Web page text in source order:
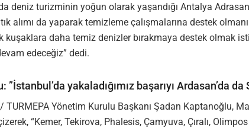
deniz turizminin yoğun olarak yaşandığı Antalya
alımı da yaparak temizleme çalışmalarına destek
kuşaklara daha temiz denizler bırakmaya destek olmak
edeceğiz” dedi.
yakaladığımız başarıyı Ardasan’da da
TURMEPA Yönetim Kurulu Başkanı Şadan Kaptanoğlu,
“Kemer, Tekirova, Phalesis, Çamyuva, Çıralı,